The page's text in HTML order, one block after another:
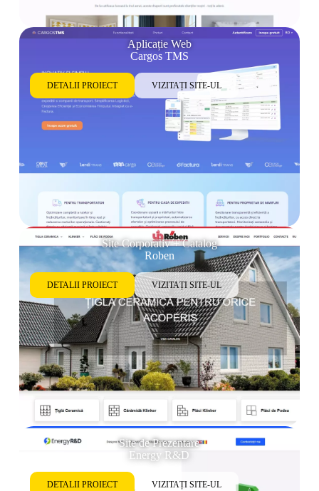
Aplicație Web
Cargos TMS
DETALII PROIECT VIZITAȚI SITE-UL
Site Corporativ + Catalog
Roben
DETALII PROIECT VIZITAȚI SITE-UL
Site de Prezentare
Energy R&D
DETALII PROIECT VIZITAȚI SITE-UL